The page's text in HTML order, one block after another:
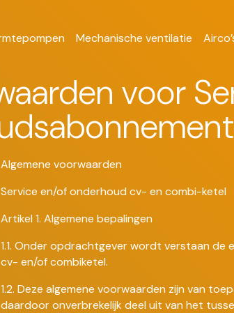
Mechanische ventilatie
voor
Algemene voorwaarden
Service en/of onderhoud cv- en combi-ketel
Artikel 1. Algemene bepalingen
1.1. Onder opdrachtgever wordt verstaan de
cv- en/of combiketel.
1.2. Deze algemene voorwaarden zijn van
daardoor onverbrekelijk deel uit van het